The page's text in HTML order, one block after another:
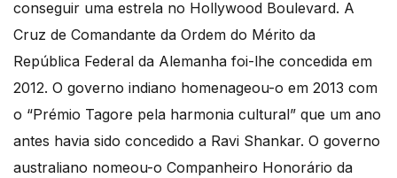
conseguir uma estrela no Hollywood Boulevard. A
Cruz de Comandante da Ordem do Mérito da
República Federal da Alemanha foi-lhe concedida em
2012. O governo indiano homenageou-o em 2013 com
o “Prémio Tagore pela harmonia cultural” que um ano
antes havia sido concedido a Ravi Shankar. O governo
australiano nomeou-o Companheiro Honorário da